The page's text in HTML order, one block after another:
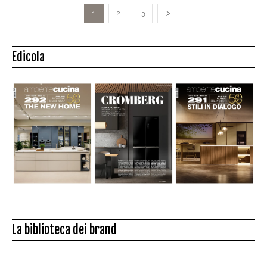
1 2 3
Edicola
La biblioteca dei brand